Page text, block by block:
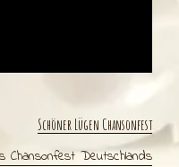
Schöner Lügen Chansonfest
Chansonfest Deutschlands